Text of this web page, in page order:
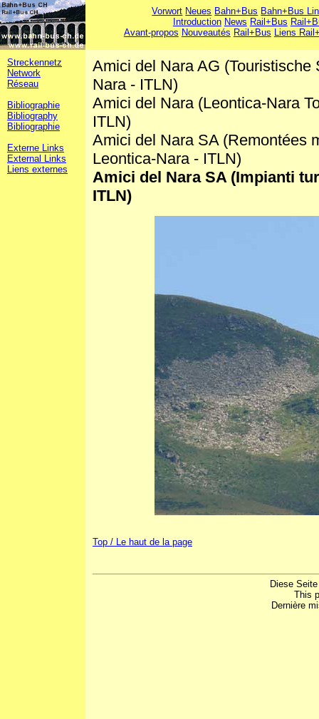
Vorwort Neues Bahn+Bus Bahn+Bus
Introduction News Rail+Bus
Avant-propos Nouveautés Rail+Bus Liens
Streckennetz
Network
Réseau
Bibliographie
Bibliography
Bibliographie
Externe Links
External Links
Liens externes
Amici del Nara AG (Touristische
Nara - ITLN)
Amici del Nara (Leontica-Nara
ITLN)
Amici del Nara SA (Remontées
Leontica-Nara - ITLN)
Amici del Nara SA (Impianti
ITLN)
Top / Le haut de la page
Diese
This
Dernière